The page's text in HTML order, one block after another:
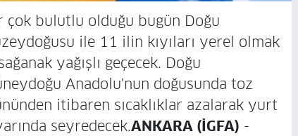
çok bulutlu olduğu bugün Doğu
ile 11 ilin kıyıları yerel olmak
yağışlı geçecek. Doğu
Anadolu'nun doğusunda toz
itibaren sıcaklıklar azalarak yurt
seyredecek.ANKARA (İGFA) -